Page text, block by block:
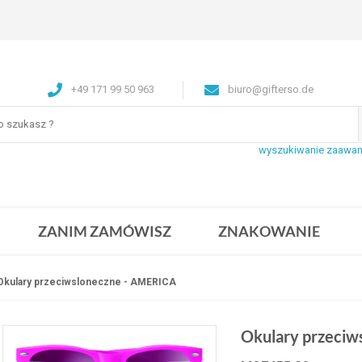
+49 171 99 50 963 biuro@gifterso.de
wyszukiwanie
ZANIM ZAMÓWISZ ZNAKOWANIE
przeciwsloneczne - AMERICA
Okulary